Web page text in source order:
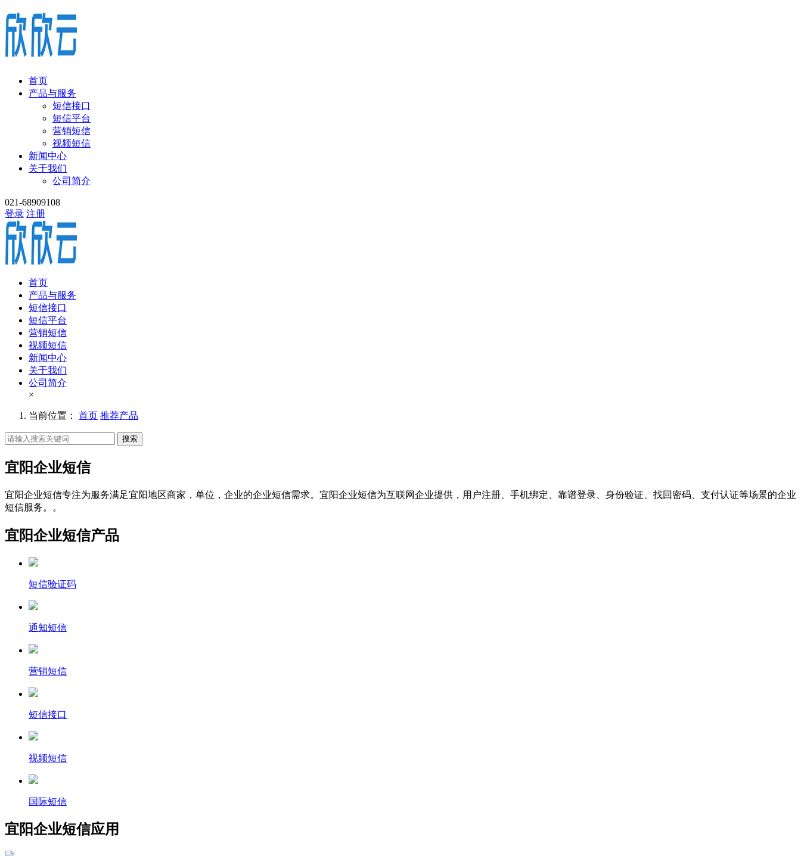
首页
产品与服务
短信接口
短信平台
营销短信
视频短信
新闻中心
关于我们
公司简介
021-68909108
登录 注册
首页
产品与服务
短信接口
短信平台
营销短信
视频短信
新闻中心
关于我们
公司简介
×
当前位置： 首页 推荐产品
搜索
宜阳企业短信
宜阳企业短信专注为服务满足宜阳地区商家，单位，企业的企业短信需求。宜阳企业短信为互联网企业提供，用户注册、手机绑定、靠谱登录、身份验证、找回密码、支付认证等场景的企业
短信服务。。
宜阳企业短信产品
短信验证码
通知短信
营销短信
短信接口
视频短信
国际短信
宜阳企业短信应用